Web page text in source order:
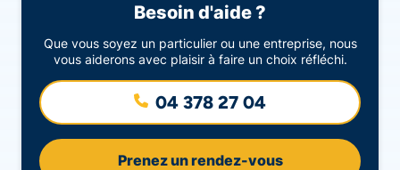
Besoin d'aide ?
Que vous soyez un particulier ou une entreprise, nous
vous aiderons avec plaisir à faire un choix réfléchi.
04 378 27 04
Prenez un rendez-vous